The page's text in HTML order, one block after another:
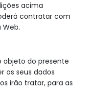
acima
contratar com
objeto do presente
os seus dados
irão tratar, para as